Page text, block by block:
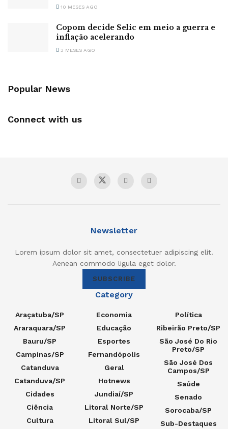
10 MESES AGO
Copom decide Selic em meio a guerra e
inflação acelerando
3 MESES AGO
Popular News
Connect with us
Newsletter
Lorem ipsum dolor sit amet, consectetuer adipiscing elit.
Aenean commodo ligula eget dolor.
SUBSCRIBE
Category
Araçatuba/SP
Araraquara/SP
Bauru/SP
Campinas/SP
Catanduva
Catanduva/SP
Cidades
Ciência
Cultura
Economia
Educação
Esportes
Fernandópolis
Geral
Hotnews
Jundiaí/SP
Litoral Norte/SP
Litoral Sul/SP
Política
Ribeirão Preto/SP
São José Do Rio
Preto/SP
São José Dos
Campos/SP
Saúde
Senado
Sorocaba/SP
Sub-Destaques